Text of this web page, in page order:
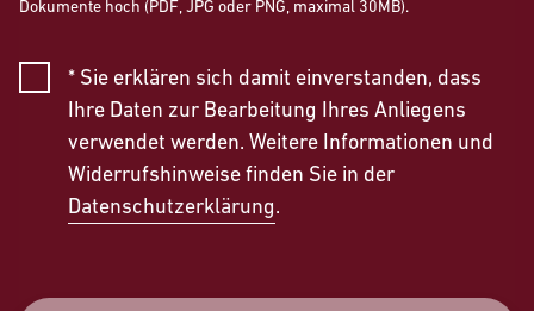
Dokumente hoch (PDF, JPG oder PNG, maximal 30MB).
* Sie erklären sich damit einverstanden, dass
Ihre Daten zur Bearbeitung Ihres Anliegens
verwendet werden. Weitere Informationen und
Widerrufshinweise finden Sie in der
Datenschutzerklärung.